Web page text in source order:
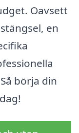
Oavsett
en
börja din